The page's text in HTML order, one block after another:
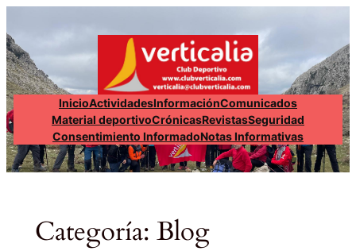
InicioActividadesInformaciónComunicados
Material deportivoCrónicasRevistasSeguridad
Consentimiento InformadoNotas Informativas
Categoría: Blog